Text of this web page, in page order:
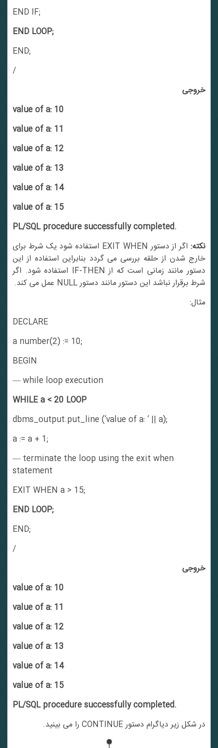
END IF;
END LOOP;
END;
خروجی
value of a: 10
value of a: 11
value of a: 12
value of a: 13
value of a: 14
value of a: 15
PL/SQL procedure successfully completed.
نکته:
اگر از دستور EXIT WHEN استفاده شود یک شرط برای
خارج شدن از حلقه بررسی می گردد بنابراین استفاده از این
دستور مانند زمانی است که از IF-THEN استفاده شود. اگر
شرط برقرار نباشد این دستور مانند دستور NULL عمل می کند.
مثال:
DECLARE
a number(2) := 10;
BEGIN
— while loop execution
WHILE a < 20 LOOP
dbms_output.put_line (‘value of a: ‘ || a);
a := a + 1;
— terminate the loop using the exit when
statement
EXIT WHEN a > 15;
END LOOP;
END;
خروجی
value of a: 10
value of a: 11
value of a: 12
value of a: 13
value of a: 14
value of a: 15
PL/SQL procedure successfully completed.
در شکل زیر دیاگرام دستور CONTINUE را می بینید.